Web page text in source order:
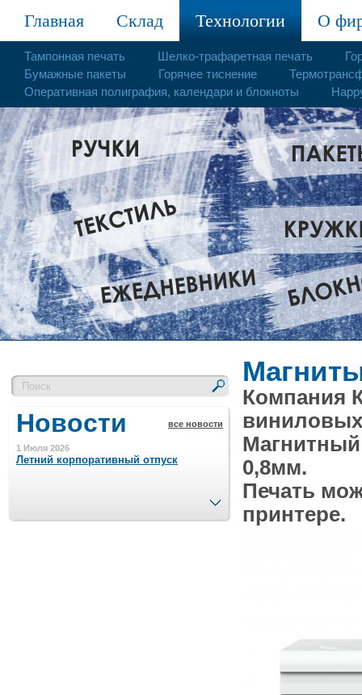
Главная Склад Технологии О
Тампонная печать Шелко-трафаретная печать
Бумажные пакеты
Горячее тиснение
Оперативная полиграфия, календари и блокноты
Новости все новости
1 Июля 2026
Летний корпоративный отпуск
Минимальная сумма заказа 5000 р.
След.
Компания
виниловых
0,8мм.
Печать
принтере.